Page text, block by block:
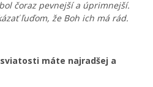
čoraz pevnejší a úprimnejší.
ľuďom, že Boh ich má rád.
máte najradšej a